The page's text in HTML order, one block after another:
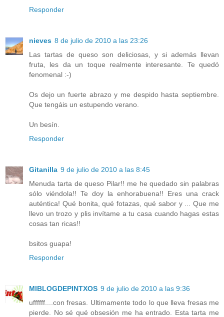
Responder
nieves 8 de julio de 2010 a las 23:26
Las tartas de queso son deliciosas, y si además llevan
fruta, les da un toque realmente interesante. Te quedó
fenomenal :-)
Os dejo un fuerte abrazo y me despido hasta septiembre.
Que tengáis un estupendo verano.
Un besín.
Responder
Gitanilla 9 de julio de 2010 a las 8:45
Menuda tarta de queso Pilar!! me he quedado sin palabras
sólo viéndola!! Te doy la enhorabuena!! Eres una crack
auténtica! Qué bonita, qué fotazas, qué sabor y ... Que me
llevo un trozo y plis invítame a tu casa cuando hagas estas
cosas tan ricas!!
bsitos guapa!
Responder
MIBLOGDEPINTXOS 9 de julio de 2010 a las 9:36
uffffff....con fresas. Ultimamente todo lo que lleva fresas me
pierde. No sé qué obsesión me ha entrado. Esta tarta me